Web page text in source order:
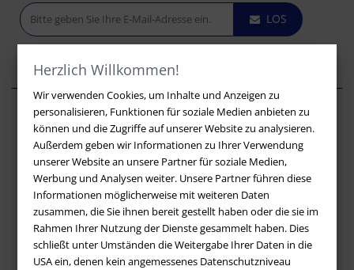
Herzlich Willkommen!
Wir verwenden Cookies, um Inhalte und Anzeigen zu
personalisieren, Funktionen für soziale Medien anbieten zu
können und die Zugriffe auf unserer Website zu analysieren.
Außerdem geben wir Informationen zu Ihrer Verwendung
unserer Website an unsere Partner für soziale Medien,
Werbung und Analysen weiter. Unsere Partner führen diese
Informationen möglicherweise mit weiteren Daten
zusammen, die Sie ihnen bereit gestellt haben oder die sie im
Rahmen Ihrer Nutzung der Dienste gesammelt haben. Dies
schließt unter Umständen die Weitergabe Ihrer Daten in die
USA ein, denen kein angemessenes Datenschutzniveau
LOS
Über buchversandmimpf2000.de
Impressum
Versandbedingungen
Widerruf
Batteriehinweis
AGB
Datenschutz